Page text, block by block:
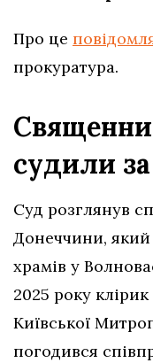
Про це
прокуратура.
судили
Суд розглянув
Донеччини, який
храмів у
2025 року
Київської
погодився